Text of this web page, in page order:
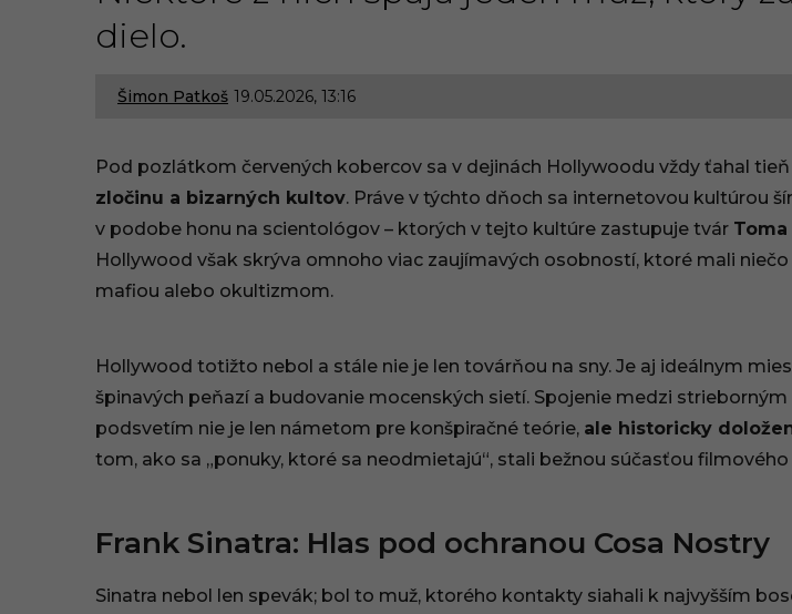
dielo.
Šimon Patkoš 19.05.2026, 13:16
1
0
2
0
2
,
Pod pozlátkom červených kobercov sa v dejinách Hollywoodu vždy ťahal tieň
zločinu a bizarných kultov. Práve v týchto dňoch sa internetovou kultúrou
v podobe honu na scientológov – ktorých v tejto kultúre zastupuje tvár Toma
Hollywood však skrýva omnoho viac zaujímavých osobností, ktoré mali
mafiou alebo okultizmom.
Hollywood totižto nebol a stále nie je len továrňou na sny. Je aj ideálnym
špinavých peňazí a budovanie mocenských sietí. Spojenie medzi
podsvetím nie je len námetom pre konšpiračné teórie, ale historicky
tom, ako sa „ponuky, ktoré sa neodmietajú“, stali bežnou súčasťou filmového
Frank Sinatra: Hlas pod ochranou Cosa Nostry
Sinatra nebol len spevák; bol to muž, ktorého kontakty siahali k najvyšším